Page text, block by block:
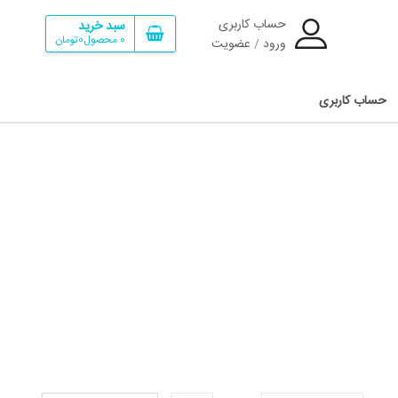
سبد خرید
0 محصول0تومان
حساب کاربری
ورود / عضویت
حساب کاربری